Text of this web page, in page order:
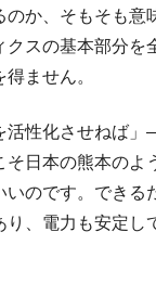
スターズ挑戦の歴
算本塁打、最多の
とは？
セールの高額取引
のか、そもそも意
クスの基本部分を
ません。
活性化させねば
そ日本の熊本のよ
いのです。できる
り、電力も安定し